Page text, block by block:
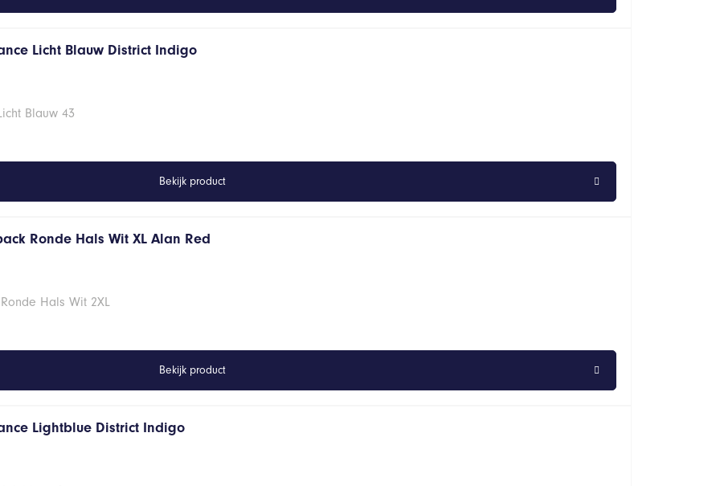
Licht Blauw District Indigo
Blauw 43
Bekijk product
Ronde Hals Wit XL Alan Red
Hals Wit 2XL
Bekijk product
Lightblue District Indigo